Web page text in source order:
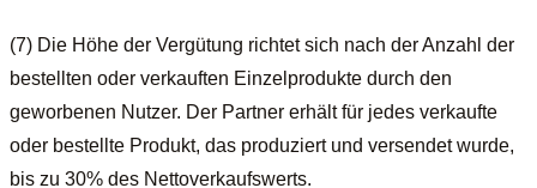
(7) Die Höhe der Vergütung richtet sich nach der Anzahl der
bestellten oder verkauften Einzelprodukte durch den
geworbenen Nutzer. Der Partner erhält für jedes verkaufte
oder bestellte Produkt, das produziert und versendet wurde,
bis zu 30% des Nettoverkaufswerts.